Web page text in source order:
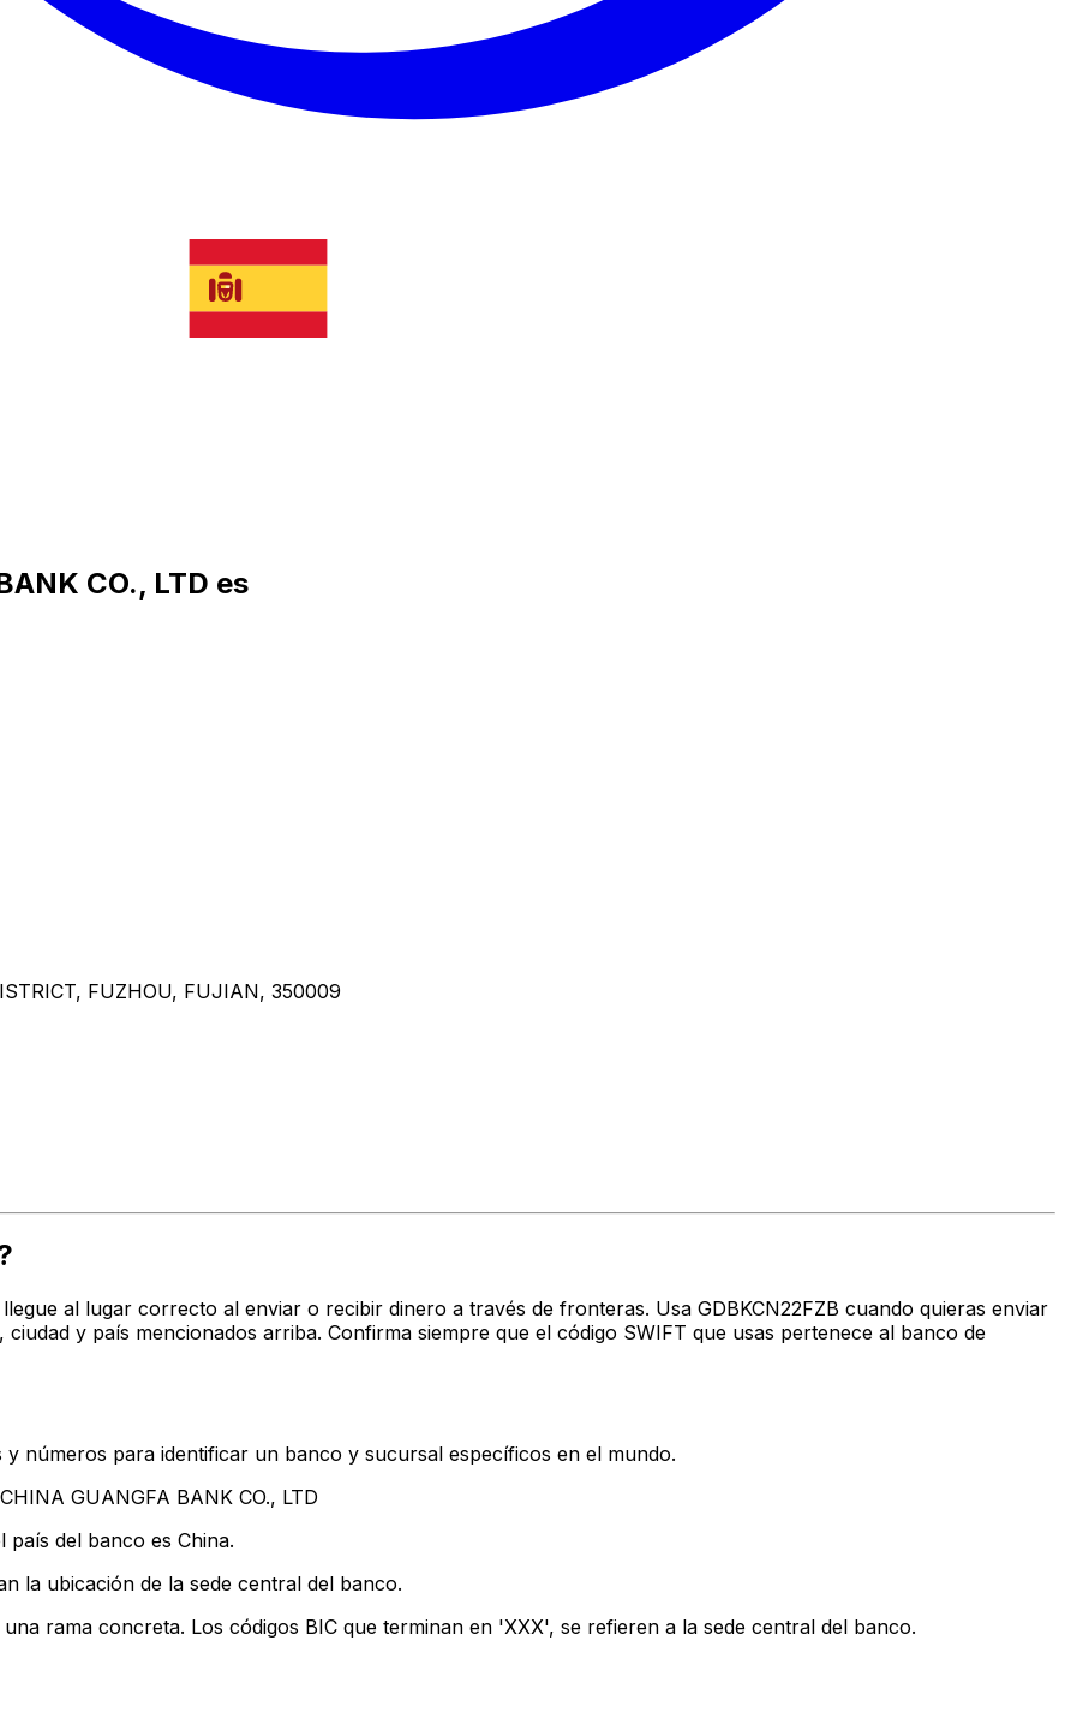
CO., LTD es
FUZHOU, FUJIAN, 350009
al lugar correcto al enviar o recibir dinero a través de fronteras. Usa GDBKCN22FZB cuando quieras enviar
y país mencionados arriba. Confirma siempre que el código SWIFT que usas pertenece al banco de
números para identificar un banco y sucursal específicos en el mundo.
GUANGFA BANK CO., LTD
país del banco es China.
la ubicación de la sede central del banco.
rama concreta. Los códigos BIC que terminan en 'XXX', se refieren a la sede central del banco.